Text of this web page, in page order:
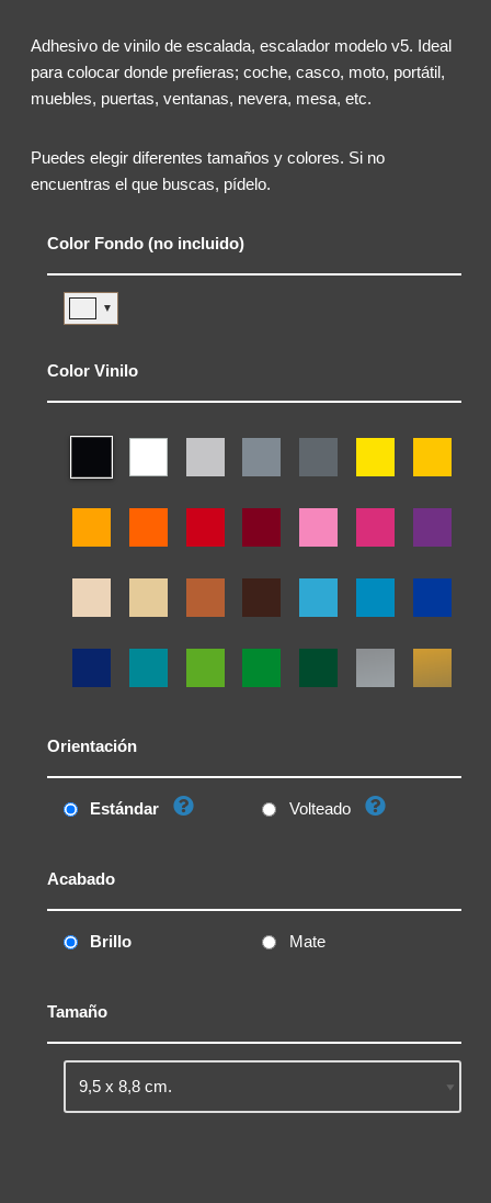
Adhesivo de vinilo de escalada, escalador modelo v5. Ideal
para colocar donde prefieras; coche, casco, moto, portátil,
muebles, puertas, ventanas, nevera, mesa, etc.
Puedes elegir diferentes tamaños y colores. Si no
encuentras el que buscas, pídelo.
Color Fondo (no incluido)
▼
Color Vinilo
Orientación
Estándar Volteado
Acabado
Brillo Mate
Tamaño